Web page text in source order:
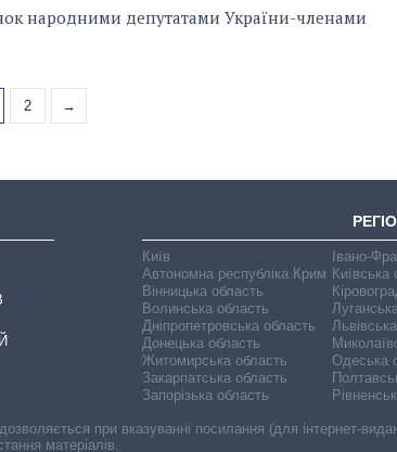
народними депутатами України-членами
2 →
Київ
Автономна республіка Крим
Вінницька область
Волинська область
Дніпропетровська область
Донецька область
Житомирська область
Закарпатська область
Запорізька область
Івано-
Київська
Одеська
при вказуванні посилання (для інтернет-
матеріалів.